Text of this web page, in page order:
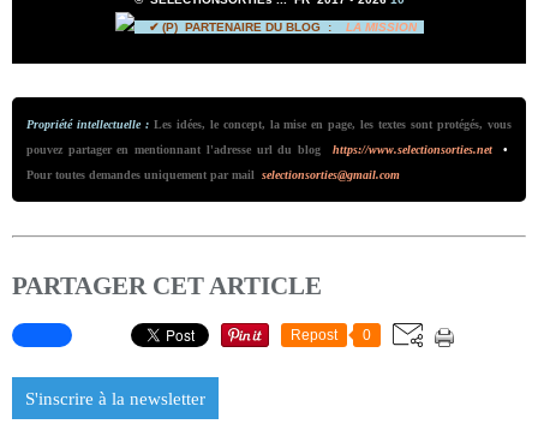
✔ (P) PARTENAIRE DU BLOG : LA MISSION
Propriété intellectuelle : Les idées, le concept, la mise en page, les textes sont protégés, vous
pouvez partager en mentionnant l'adresse url du blog
https://www.selectionsorties.net
•
Pour toutes demandes uniquement par mail
selectionsorties@gmail.com
PARTAGER CET ARTICLE
Repost 0
S'inscrire à la newsletter